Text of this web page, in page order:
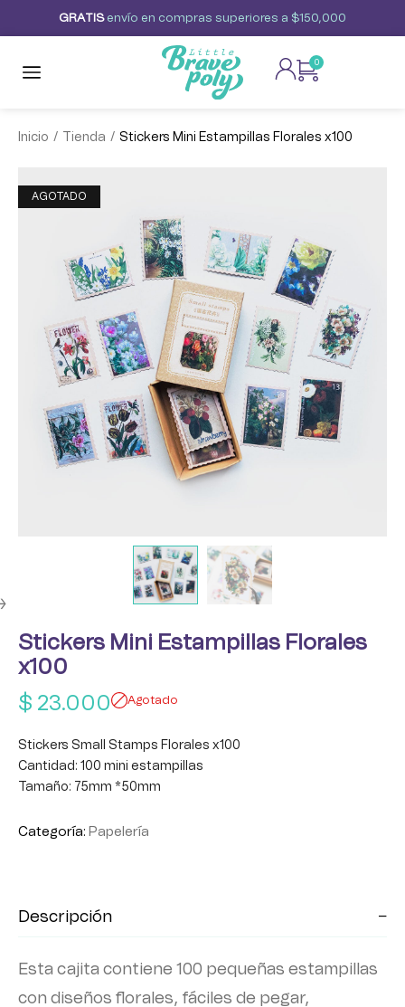
GRAT S envío en compras superiores a $150,000
0
Inicio / Tienda / Stickers Mini Estampillas Florales x100
AGOTADO
Stickers Mini Estampillas Florales
x100
$ 23.000 Agotado
Stickers Small Stamps Florales x100
Cantidad: 100 mini estampillas
Tamaño: 75mm *50mm
Categoría: Papelería
Descripción
Esta cajita contiene 100 pequeñas estampillas
con diseños florales, fáciles de pegar,